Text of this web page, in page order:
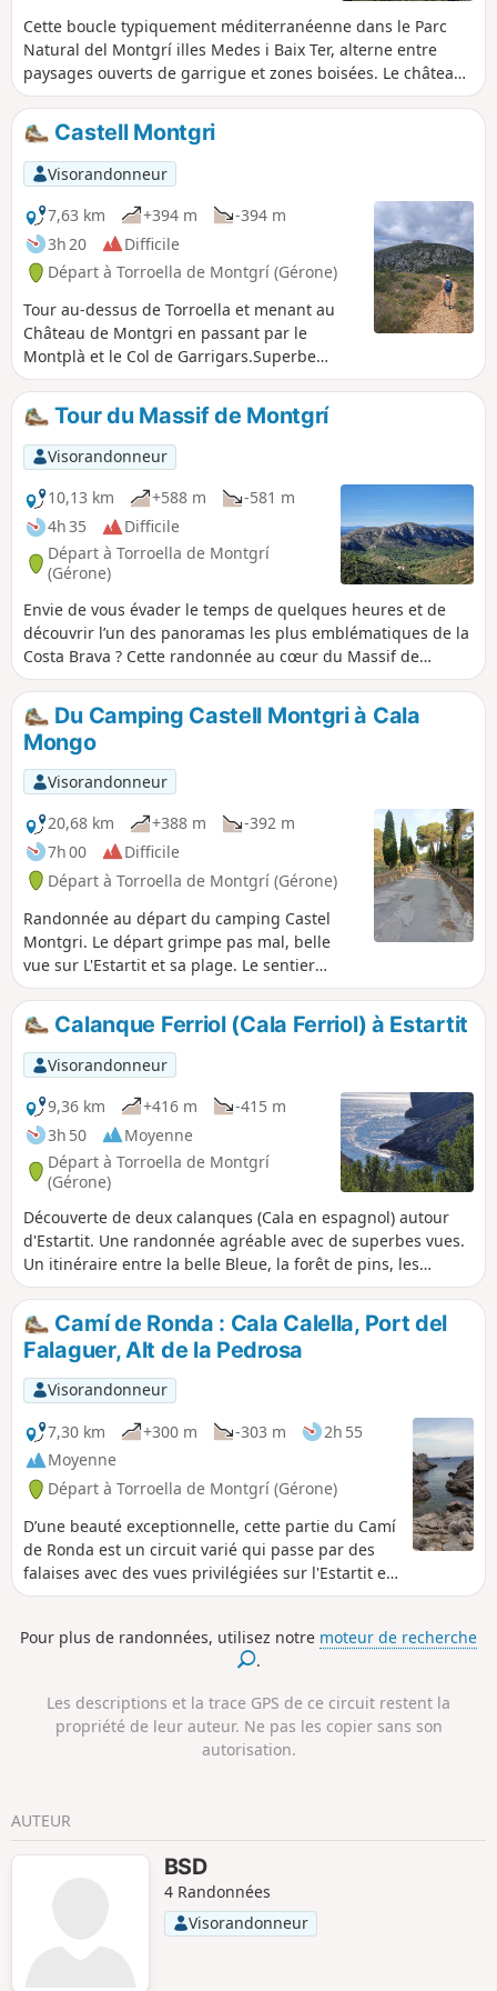
Cette boucle typiquement méditerranéenne dans le Parc
Natural del Montgrí illes Medes i Baix Ter, alterne entre
paysages ouverts de garrigue et zones boisées. Le château
de Montgri, construit au XIIIe siècle, domine toute la région
et offre une vue spectaculaire. L'Ermitage de Santa
Caterina, fondé par des ermites au XIVe siècle, offre un
point de repos idéal pour une pause hors du temps dans
un lieu chargé d'histoire, de célébration et de rencontres.
Attention : circuit exigeant réservé aux marcheurs habitués
aux terrains accidentés et caillouteux. Bien lire le
paragraphe Informations Pratiques.
Castell Montgri
Visorandonneur
7,63 km
+394 m
-394 m
3h 20
Difficile
Départ à Torroella de Montgrí (Gérone)
Tour au-dessus de Torroella et menant au
Château de Montgri en passant par le
Montplà et le Col de Garrigars.Superbe
panorama à 360°. Attention : pas très
accessible avec des enfants car il faut
crapahuter pas mal dans les rochers et il y a
un passage un peu raide dans un pierrier.
Tour du Massif de Montgrí
Visorandonneur
10,13 km
+588 m
-581 m
4h 35
Difficile
Départ à Torroella de Montgrí
(Gérone)
Envie de vous évader le temps de quelques heures et de
découvrir l’un des panoramas les plus emblématiques de la
Costa Brava ? Cette randonnée au cœur du Massif de
Montgrí dans le Parc Natural del Montgrí illes Medes i Baix
Ter vous plongera dans un paysage sauvage, où la Mer
Méditerranée se dévoile à chaque crête et où l’ermitage de
Santa Caterina veille silencieusement depuis des siècles.
Entre senteurs de romarin, vues incroyables sur les
Pyrénées, et sur les Îles Medes, ce parcours offre un
condensé de tout ce qu’on aime : sommets à gravir, nature
préservée, patrimoine et sensations de liberté. Il ne reste
qu’à chausser ses chaussures… et se laisser surprendre.
Attention : circuit exigeant réservé aux marcheurs habitués
aux terrains accidentés et caillouteux. Bien lire le
paragraphe Informations Pratiques. Application Visorando
conseillée
Du Camping Castell Montgri à Cala
Mongo
Visorandonneur
20,68 km
+388 m
-392 m
7h 00
Difficile
Départ à Torroella de Montgrí (Gérone)
Randonnée au départ du camping Castel
Montgri. Le départ grimpe pas mal, belle
vue sur L'Estartit et sa plage. Le sentier
permet d'accéder au GR® 92. C'est un
sentier facile jusqu'à Cala Montgo, puis il
faut prendre le sentier menant à la pointe
Punta Ventosa, un peu plus compliqué. Les
sentiers ne sont toujours pas visibles.
Prévoir de bonnes chaussures pour cette
randonnée qui offre des vues sur de belles
criques.
Calanque Ferriol (Cala Ferriol) à Estartit
Visorandonneur
9,36 km
+416 m
-415 m
3h 50
Moyenne
Départ à Torroella de Montgrí
(Gérone)
Découverte de deux calanques (Cala en espagnol) autour
d'Estartit. Une randonnée agréable avec de superbes vues.
Un itinéraire entre la belle Bleue, la forêt de pins, les
rochers. De très beaux panoramas sur les hauteurs avant
de descendre dans les calanques.
Camí de Ronda : Cala Calella, Port del
Falaguer, Alt de la Pedrosa
Visorandonneur
7,30 km
+300 m -303 m
2h 55
Moyenne
Départ à Torroella de Montgrí (Gérone)
D’une beauté exceptionnelle, cette partie du Camí
de Ronda est un circuit varié qui passe par des
falaises avec des vues privilégiées sur l'Estartit et
sa plage, les Îles Medes, Roca Maura et le littoral
l'aller, le retour se fait sur des chemins plus
faciles, bordés de garrigues et de plantations de
Pour plus de randonnées, utilisez notre moteur de recherche
.
Les descriptions et la trace GPS de ce circuit restent la
propriété de leur auteur. Ne pas les copier sans son
autorisation.
AUTEUR
BSD
4 Randonnées
Visorandonneur